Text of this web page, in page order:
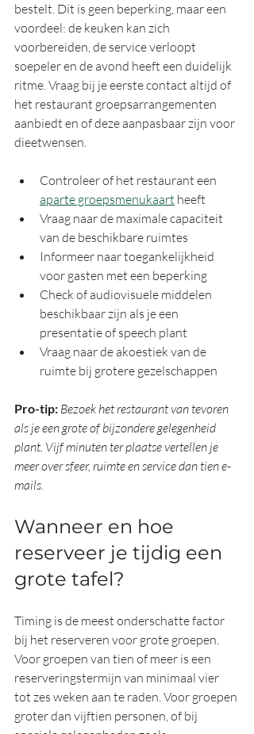
bestelt. Dit is geen beperking, maar een
voordeel: de keuken kan zich
voorbereiden, de service verloopt
soepeler en de avond heeft een duidelijk
ritme. Vraag bij je eerste contact altijd of
het restaurant groepsarrangementen
aanbiedt en of deze aanpasbaar zijn voor
dieetwensen.
Controleer of het restaurant een
aparte groepsmenukaart heeft
Vraag naar de maximale capaciteit
van de beschikbare ruimtes
Informeer naar toegankelijkheid
voor gasten met een beperking
Check of audiovisuele middelen
beschikbaar zijn als je een
presentatie of speech plant
Vraag naar de akoestiek van de
ruimte bij grotere gezelschappen
Pro-tip: Bezoek het restaurant van tevoren
als je een grote of bijzondere gelegenheid
plant. Vijf minuten ter plaatse vertellen je
meer over sfeer, ruimte en service dan tien e-
mails.
Wanneer en hoe
reserveer je tijdig een
grote tafel?
Timing is de meest onderschatte factor
bij het reserveren voor grote groepen.
Voor groepen van tien of meer is een
reserveringstermijn van minimaal vier
tot zes weken aan te raden. Voor groepen
groter dan vijftien personen, of bij